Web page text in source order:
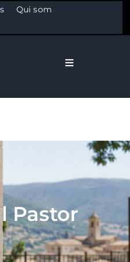
Qui som
Toggle
Pastor